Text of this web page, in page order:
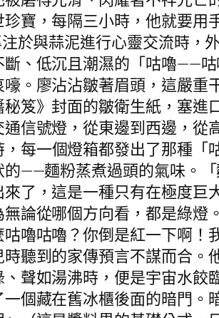
寶，每隔三小時，他就要
於與蒜泥進行心靈交流時，
、低沉且潮濕的「咕嚕——
。廖沾沾皺著眉頭，這嚴
笈》封面的皺衛生紙，塞
信號燈，從東邊到西邊，
每一個燈箱都發出了那種
——麵粉蒸煮過頭的氣味。
了，這是一種只有在極度
論從哪個方向看，都是綠
嚕咕嚕？你倒是紅一下啊
聽到的家傳預言不謀而合
聲如湯沸時，便是宇宙水
個藏在舊冰櫃後面的暗門